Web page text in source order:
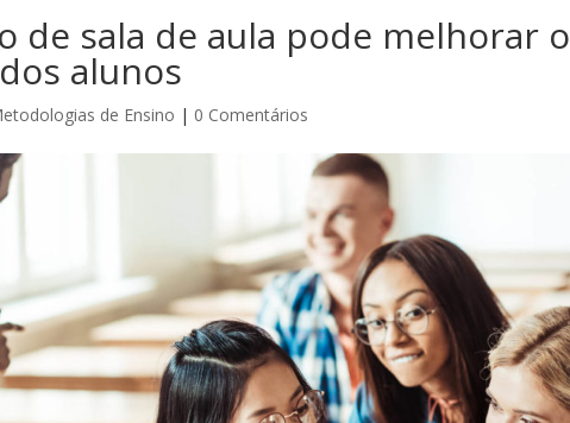
de sala de aula pode melhorar o
alunos
de Ensino | 0 Comentários